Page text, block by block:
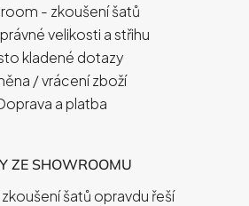
- zkoušení šatů
velikosti a střihu
kladené dotazy
/ vrácení zboží
a platba
ZE SHOWROOMU
šatů opravdu řeší